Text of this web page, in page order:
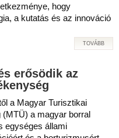
hogy
a kutatás és az innováció
TOVÁBB
erősödik az
a Magyar Turisztikai
(MTÜ) a magyar borral
egységes állami